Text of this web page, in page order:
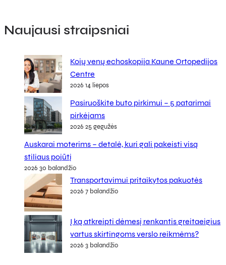
Naujausi straipsniai
Kojų venų echoskopija Kaune Ortopedijos
Centre
2026 14 liepos
Pasiruoškite buto pirkimui – 5 patarimai
pirkėjams
2026 25 gegužės
Auskarai moterims – detalė, kuri gali pakeisti visą
stiliaus pojūtį
2026 30 balandžio
Transportavimui pritaikytos pakuotės
2026 7 balandžio
Į ką atkreipti dėmesį renkantis greitaeigius
vartus skirtingoms verslo reikmėms?
2026 3 balandžio